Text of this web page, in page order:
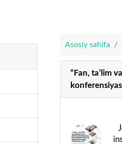
Asosiy sahifa
“Fan, taʼlim